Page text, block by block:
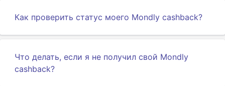
Как проверить статус моего Mondly cashback?
Что делать, если я не получил свой Mondly
cashback?